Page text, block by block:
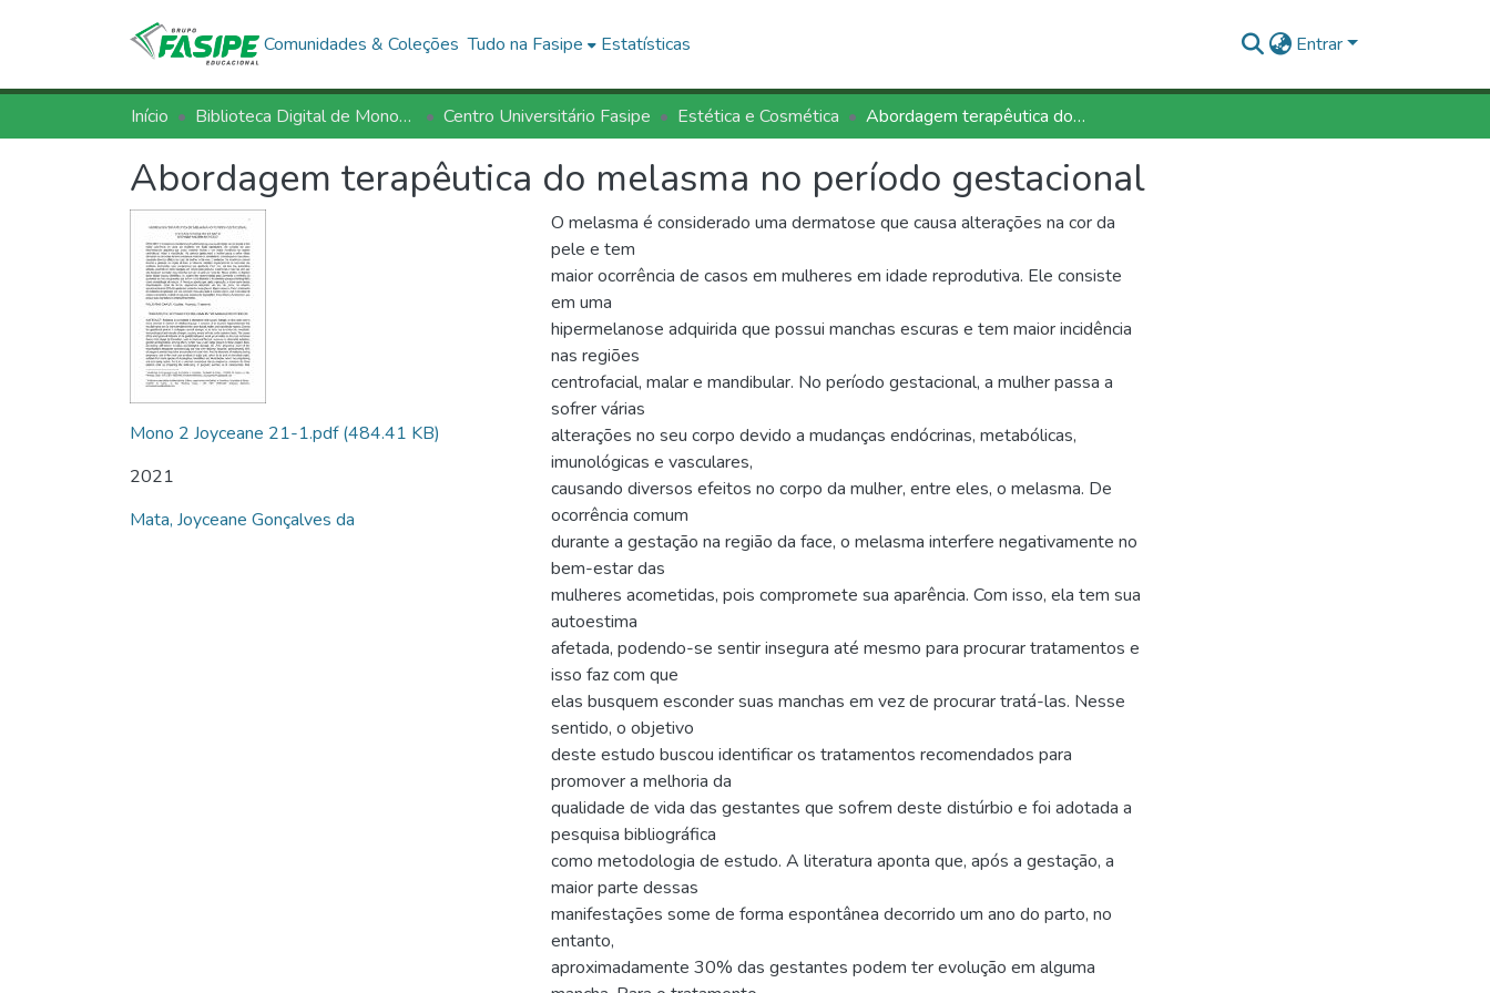
Comunidades & Coleções Tudo na Fasipe Estatísticas Entrar
Início Biblioteca Digital de Monografias - BDM/FASIPE Centro Universitário Fasipe Estética e Cosmética Abordagem terapêutica do melasma no período gestacional
Abordagem terapêutica do melasma no período gestacional
Mono 2 Joyceane 21-1.pdf(484.41 KB)
2021
Mata, Joyceane Gonçalves da
O melasma é considerado uma dermatose que causa alterações na cor da
pele e tem
maior ocorrência de casos em mulheres em idade reprodutiva. Ele consiste
em uma
hipermelanose adquirida que possui manchas escuras e tem maior incidência
nas regiões
centrofacial, malar e mandibular. No período gestacional, a mulher passa a
sofrer várias
alterações no seu corpo devido a mudanças endócrinas, metabólicas,
imunológicas e vasculares,
causando diversos efeitos no corpo da mulher, entre eles, o melasma. De
ocorrência comum
durante a gestação na região da face, o melasma interfere negativamente no
bem-estar das
mulheres acometidas, pois compromete sua aparência. Com isso, ela tem sua
autoestima
afetada, podendo-se sentir insegura até mesmo para procurar tratamentos e
isso faz com que
elas busquem esconder suas manchas em vez de procurar tratá-las. Nesse
sentido, o objetivo
deste estudo buscou identificar os tratamentos recomendados para
promover a melhoria da
qualidade de vida das gestantes que sofrem deste distúrbio e foi adotada a
pesquisa bibliográfica
como metodologia de estudo. A literatura aponta que, após a gestação, a
maior parte dessas
manifestações some de forma espontânea decorrido um ano do parto, no
entanto,
aproximadamente 30% das gestantes podem ter evolução em alguma